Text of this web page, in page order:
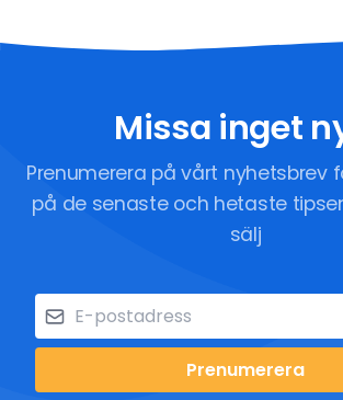
Missa inget
Prenumerera på vårt nyhetsbrev
på de senaste och hetaste
sälj
Prenumerera